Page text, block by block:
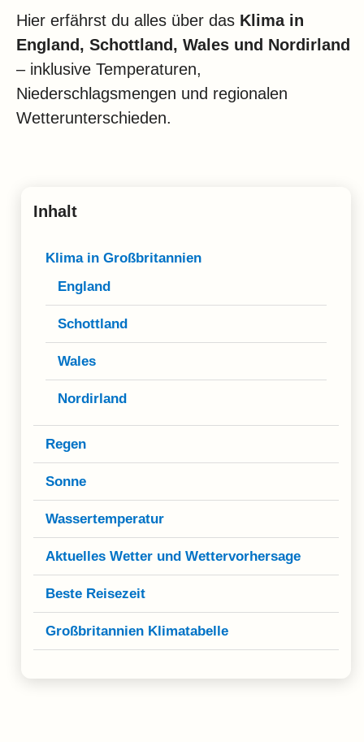
Hier erfährst du alles über das Klima in
England, Schottland, Wales und Nordirland
– inklusive Temperaturen,
Niederschlagsmengen und regionalen
Wetterunterschieden.
Inhalt
Klima in Großbritannien
England
Schottland
Wales
Nordirland
Regen
Sonne
Wassertemperatur
Aktuelles Wetter und Wettervorhersage
Beste Reisezeit
Großbritannien Klimatabelle